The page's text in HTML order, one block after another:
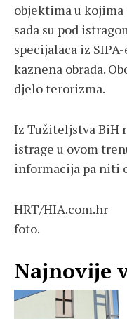
objektima u
sada su pod
specijalaca iz
kaznena obrada.
djelo terorizma.
Iz Tužiteljstva BiH
istrage u ovom
informacija pa niti
HRT/HIA.com.hr
foto.
Najnovije